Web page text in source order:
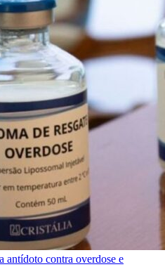
antídoto contra overdose e